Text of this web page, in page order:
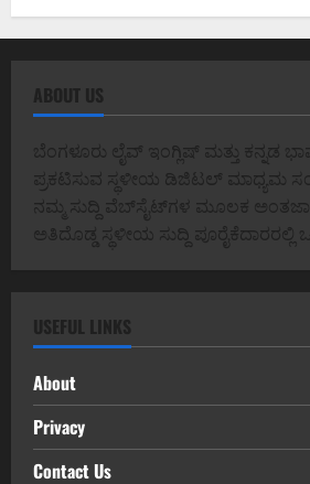
ABOUT US
ಬೆಂಗಳೂರು ಲೈವ್ ಇಂಗ್ಲಿಷ್ ಮತ್ತು ಕನ್ನಡ
ಪ್ರಕಟಿಸುವ ಸ್ಥಳೀಯ ಡಿಜಿಟಲ್ ಮಾಧ್ಯಮ
ನಮ್ಮ ಸುದ್ದಿ ವೆಬ್‌ಸೈಟ್‌ಗಳ ಮೂಲಕ
ಅತಿದೊಡ್ಡ ಸ್ಥಳೀಯ ಸುದ್ದಿ ಪೂರೈಕೆದಾರರಲ್ಲಿ
USEFUL LINKS
About
Privacy
Contact Us